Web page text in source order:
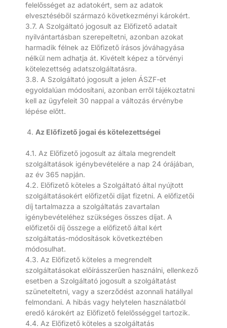
felelősséget az adatokért, sem az adatok
elvesztéséből származó következményi károkért.
3.7. A Szolgáltató jogosult az Előfizető adatait
nyilvántartásban szerepeltetni, azonban azokat
harmadik félnek az Előfizető írásos jóváhagyása
nélkül nem adhatja át. Kivételt képez a törvényi
kötelezettség adatszolgáltatásra.
3.8. A Szolgáltató jogosult a jelen ÁSZF-et
egyoldalúan módosítani, azonban erről tájékoztatni
kell az ügyfeleit 30 nappal a változás érvénybe
lépése előtt.
Az Előfizető jogai és kötelezettségei
4.1. Az Előfizető jogosult az általa megrendelt
szolgáltatások igénybevételére a nap 24 órájában,
az év 365 napján.
4.2. Előfizető köteles a Szolgáltató által nyújtott
szolgáltatásokért előfizetői díjat fizetni. A előfizetői
díj tartalmazza a szolgáltatás zavartalan
igénybevételéhez szükséges összes díjat. A
előfizetői díj összege a előfizető által kért
szolgáltatás-módosítások következtében
módosulhat.
4.3. Az Előfizető köteles a megrendelt
szolgáltatásokat előírásszerűen használni, ellenkező
esetben a Szolgáltató jogosult a szolgáltatást
szüneteltetni, vagy a szerződést azonnali hatállyal
felmondani. A hibás vagy helytelen használatból
eredő károkért az Előfizető felelősséggel tartozik.
4.4. Az Előfizető köteles a szolgáltatás